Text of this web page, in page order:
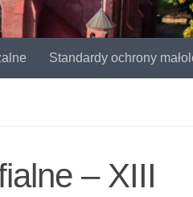
Standardy ochrony
– XIII